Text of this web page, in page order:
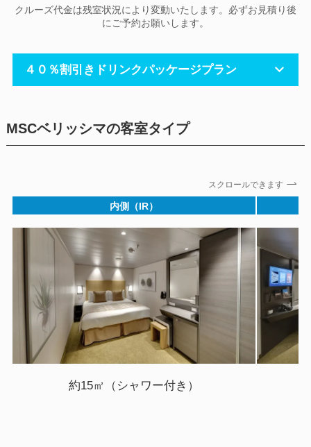
クルーズ代金は残室状況により変動いたします。必ずお見積り後
にご予約お願いします。
４０％割引きドリンクパッケージプラン
MSCベリッシマの客室タイプ
スクロールできます
内側（IR）
約15㎡（シャワー付き）